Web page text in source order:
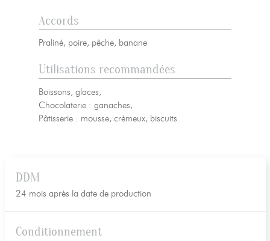
Accords
Praliné, poire, pêche, banane
Utilisations recommandées
Boissons, glaces,
Chocolaterie : ganaches,
Pâtisserie : mousse, crémeux, biscuits
DDM
24 mois après la date de production
Conditionnement